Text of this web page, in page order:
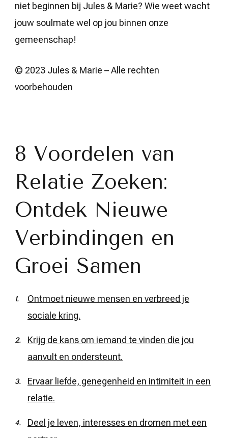
niet beginnen bij Jules & Marie? Wie weet wacht
jouw soulmate wel op jou binnen onze
gemeenschap!
© 2023 Jules & Marie – Alle rechten
voorbehouden
8 Voordelen van
Relatie Zoeken:
Ontdek Nieuwe
Verbindingen en
Groei Samen
Ontmoet nieuwe mensen en verbreed je
sociale kring.
Krijg de kans om iemand te vinden die jou
aanvult en ondersteunt.
Ervaar liefde, genegenheid en intimiteit in een
relatie.
Deel je leven, interesses en dromen met een